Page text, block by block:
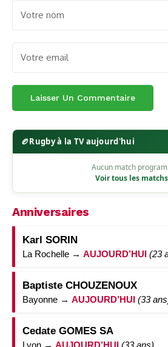
🏉Rugby à la TV aujourd'hui
Aucun match
Voir tous les
Anniversaires
Karl SORIN
La Rochelle → AUJOURD’HUI (23
Baptiste CHOUZENOUX
Bayonne → AUJOURD’HUI (33
Cedate GOMES SA
Lyon → AUJOURD’HUI (33 ans)